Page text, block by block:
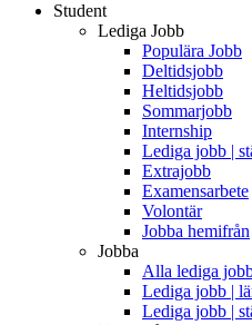
Student
Lediga Jobb
Populära Jobb
Deltidsjobb
Heltidsjobb
Sommarjobb
Internship
Lediga jobb |
Extrajobb
Examensarbete
Volontär
Jobba hemifrån
Jobba
Alla lediga
Lediga jobb |
Lediga jobb |